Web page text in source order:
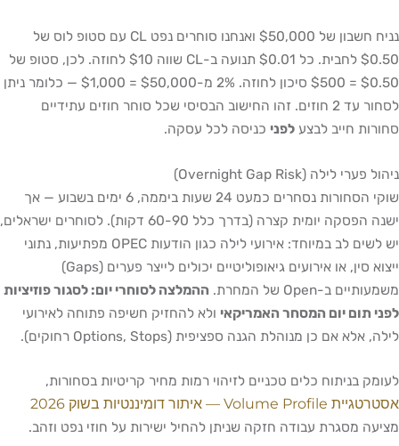
נניח חשבון של $50,000 ואנחנו סוחרים נפט CL עם סטופ לוס של
$0.50 לחבית. כל $0.01 תנועה ב-CL שווה $10 לחוזה. לכן, סטופ של
$0.50 = $500 סיכון לחוזה. 2% מ-$50,000 = $1,000 — כלומר ניתן
לסחור עד 2 חוזים. זהו החישוב הבסיסי שכל סוחר חוזים עתידיים
סחורות חייב לבצע לפני כניסה לכל עסקה.
ניהול פערי לילה (Overnight Gap Risk)
שוקי הסחורות נסחרים כמעט 24 שעות ביממה, 6 ימים בשבוע — אך
ישנה הפסקה יומית קצרה (בדרך כלל 60-90 דקות). לסוחרים ישראלים,
יש לשים לב במיוחד: אירועי לילה כגון הודעות OPEC מפתיעות, נתוני
ייצוא סין, או אירועים גיאופוליטיים יכולים לייצר פערים (Gaps)
משמעותיים ב-Open של המחרת.
ההמלצה לסוחרי יום: לסגור פוזיציות
לפני תום יום המסחר האמריקאי ולא להחזיק חשיפה פתוחה לאירועי
לילה, אלא אם כן מנוהלת הגנה ספציפית (Options, Stops רחוקים).
לעומק בניתוח כלים טכניים לזיהוי רמות מחיר קריטיות בסחורות,
אסטרטגיית Volume Profile — איתור דומיננטיות בשוק 2026
מציעה מסגרת עבודה חזקה שניתן להחיל ישירות על חוזי נפט וזהב.